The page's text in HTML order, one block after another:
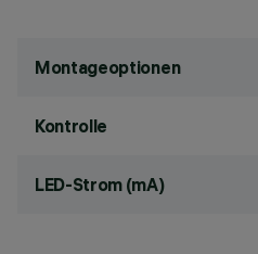
Montageoptionen
Kontrolle
LED-Strom (mA)